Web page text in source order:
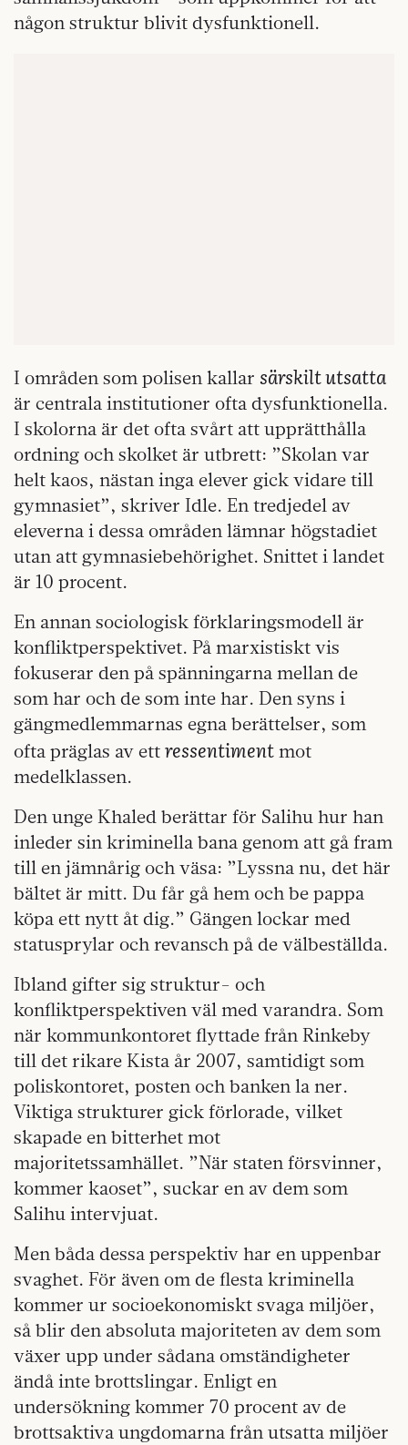
någon struktur blivit dysfunktionell.
I områden som polisen kallar särskilt utsatta
är centrala institutioner ofta dysfunktionella.
I skolorna är det ofta svårt att upprätthålla
ordning och skolket är utbrett: ”Skolan var
helt kaos, nästan inga elever gick vidare till
gymnasiet”, skriver Idle. En tredjedel av
eleverna i dessa områden lämnar högstadiet
utan att gymnasiebehörighet. Snittet i landet
är 10 procent.
En annan sociologisk förklaringsmodell är
konfliktperspektivet. På marxistiskt vis
fokuserar den på spänningarna mellan de
som har och de som inte har. Den syns i
gängmedlemmarnas egna berättelser, som
ofta präglas av ett ressentiment mot
medelklassen.
Den unge Khaled berättar för Salihu hur han
inleder sin kriminella bana genom att gå fram
till en jämnårig och väsa: ”Lyssna nu, det här
bältet är mitt. Du får gå hem och be pappa
köpa ett nytt åt dig.” Gängen lockar med
statusprylar och revansch på de välbeställda.
Ibland gifter sig struktur- och
konfliktperspektiven väl med varandra. Som
när kommunkontoret flyttade från Rinkeby
till det rikare Kista år 2007, samtidigt som
poliskontoret, posten och banken la ner.
Viktiga strukturer gick förlorade, vilket
skapade en bitterhet mot
majoritetssamhället. ”När staten försvinner,
kommer kaoset”, suckar en av dem som
Salihu intervjuat.
Men båda dessa perspektiv har en uppenbar
svaghet. För även om de flesta kriminella
kommer ur socioekonomiskt svaga miljöer,
så blir den absoluta majoriteten av dem som
växer upp under sådana omständigheter
ändå inte brottslingar. Enligt en
undersökning kommer 70 procent av de
brottsaktiva ungdomarna från utsatta miljöer